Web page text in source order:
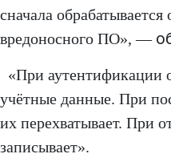
сначала обрабатывается
вредоносного ПО», —
«При аутентификации
учётные данные. При
их перехватывает. При
записывает».